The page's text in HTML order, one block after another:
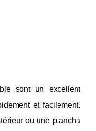
sont un excellent
et facilement.
ou une plancha